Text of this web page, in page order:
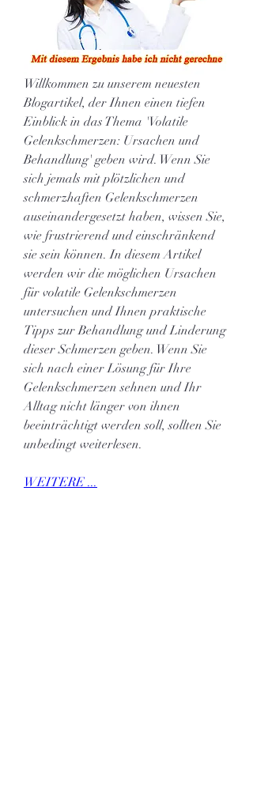
Willkommen zu unserem neuesten
Blogartikel, der Ihnen einen tiefen
Einblick in das Thema 'Volatile
Gelenkschmerzen: Ursachen und
Behandlung' geben wird. Wenn Sie
sich jemals mit plötzlichen und
schmerzhaften Gelenkschmerzen
auseinandergesetzt haben, wissen Sie,
wie frustrierend und einschränkend
sie sein können. In diesem Artikel
werden wir die möglichen Ursachen
für volatile Gelenkschmerzen
untersuchen und Ihnen praktische
Tipps zur Behandlung und Linderung
dieser Schmerzen geben. Wenn Sie
sich nach einer Lösung für Ihre
Gelenkschmerzen sehnen und Ihr
Alltag nicht länger von ihnen
beeinträchtigt werden soll, sollten Sie
unbedingt weiterlesen.
WEITERE ...